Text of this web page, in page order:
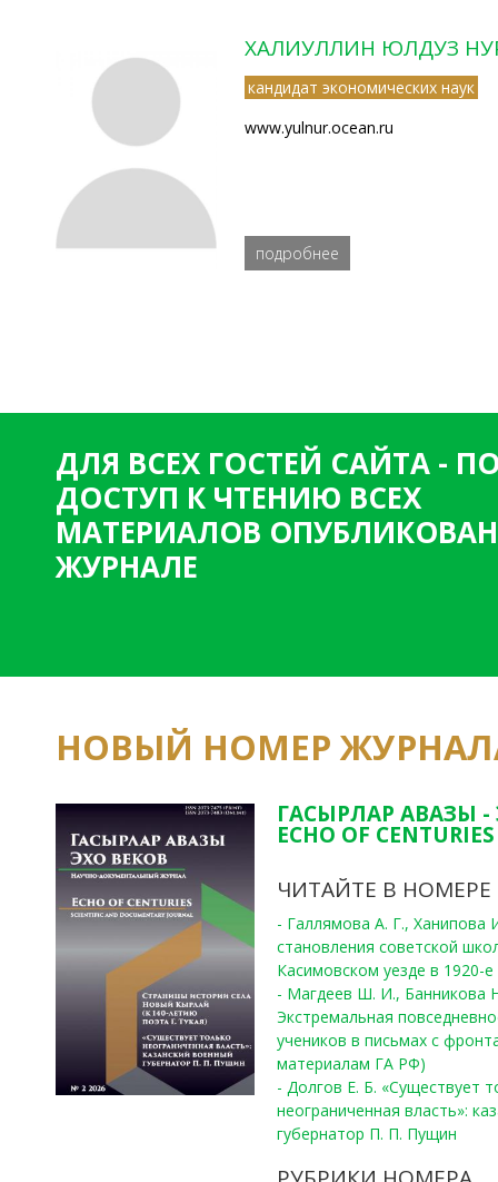
ХАЛИУЛЛИН ЮЛДУЗ
кандидат экономических наук
www.yulnur.ocean.ru
подробнее
ДЛЯ ВСЕХ ГОСТЕЙ САЙТА -
ДОСТУП К ЧТЕНИЮ ВСЕХ
МАТЕРИАЛОВ
ЖУРНАЛЕ
НОВЫЙ НОМЕР
ГАСЫРЛАР АВАЗЫ -
ECHO OF
ЧИТАЙТЕ В НОМЕРЕ
- Галлямова А. Г.,
становления советской
Касимовском уезде в 1920-е
- Магдеев Ш. И., Банникова
Экстремальная
учеников в письмах с
материалам ГА РФ)
- Долгов Е. Б. «Существует
неограниченная власть»:
губернатор П. П. Пущин